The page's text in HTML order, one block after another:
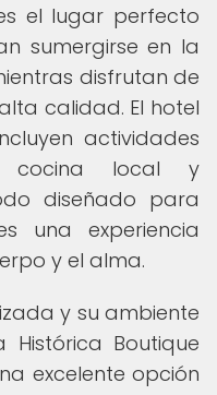
el lugar perfecto
sumergirse en la
disfrutan de
calidad. El hotel
actividades
cocina local y
diseñado para
una experiencia
y el alma.
y su ambiente
Boutique
excelente opción